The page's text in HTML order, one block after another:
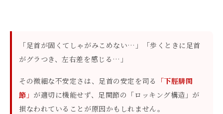
「足首が固くてしゃがみこめない…」「歩くときに足首
がグラつき、左右差を感じる…」
その微細な不安定さは、足首の安定を司る
「下脛腓関
節」 が適切に機能せず、足関節の「ロッキング構造」が
損なわれていることが原因かもしれません。